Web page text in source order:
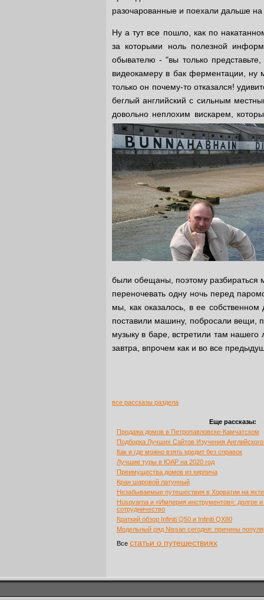
разочарованные и поехали дальше
Ну а тут все пошло, как по
за которыми ноль полезной
обывателю - "вы только
видеокамеру в бак ферментации, ну
только он почему-то отказался!
беглый английский с сильным
довольно неплохим вискарем,
были обещаны, поэтому разбираться
переночевать одну ночь перед
мы, как оказалось, в ее
поставили машину, побросали вещи,
музыку в баре, встретили там нашего
завтра, впрочем как и во все
все рассказы раздела
Еще рассказы:
Продажа домов в Петропавловске-Камчатском
Подборка Лучших Сайтов Изучения
Как и где можно взять кредит без справок
Лучшие туры в ЮАР на 2020 год
Преимущества домов из кирпича
Кран шаровой латунный
Незабываемые путешествия в Хорватии на яхте
Husqvarna и «Империя инструментов»: долгое и
сотрудничество
Краткий обзор Infiniti Q50 и Infiniti QX80
Модельный ряд Nissan сегодня: причины
Все статьи о путешествиях